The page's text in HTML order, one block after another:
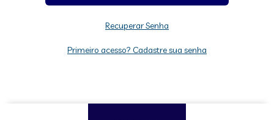
Recuperar Senha
Primeiro acesso? Cadastre sua senha